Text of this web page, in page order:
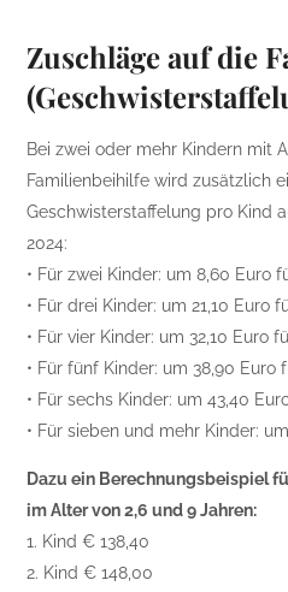
Zuschläge auf die
Bei zwei oder mehr Kindern mit
Familienbeihilfe wird zusätzlich
Geschwisterstaffelung pro Kind
2024:
• Für zwei Kinder: um 8,60 Euro
• Für drei Kinder: um 21,10 Euro
• Für vier Kinder: um 32,10 Euro
• Für fünf Kinder: um 38,90 Euro
• Für sechs Kinder: um 43,40
• Für sieben und mehr Kinder:
Dazu ein Berechnungsbeispiel
im Alter von 2,6 und 9 Jahren:
1. Kind € 138,40
2. Kind € 148,00